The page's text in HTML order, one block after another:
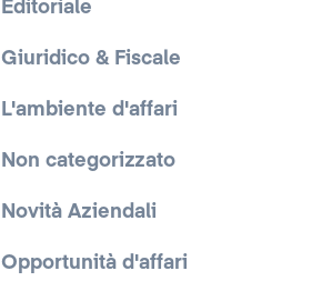
Editoriale
Giuridico & Fiscale
L'ambiente d'affari
Non categorizzato
Novità Aziendali
Opportunità d'affari